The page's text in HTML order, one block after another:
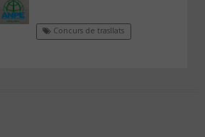
Concurs de trasllats